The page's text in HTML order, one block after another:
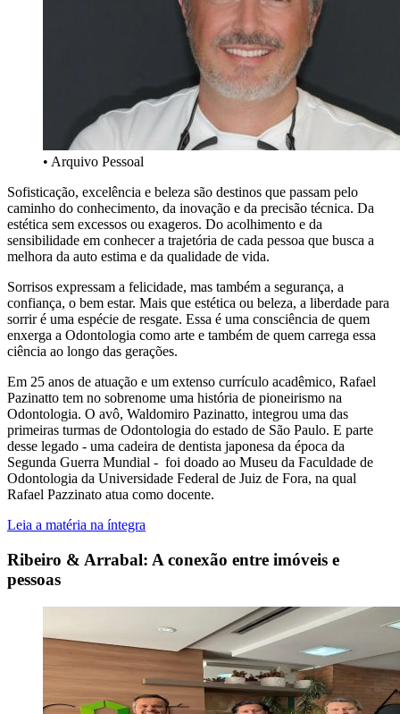
• Arquivo Pessoal
Sofisticação, excelência e beleza são destinos que passam pelo
caminho do conhecimento, da inovação e da precisão técnica. Da
estética sem excessos ou exageros. Do acolhimento e da
sensibilidade em conhecer a trajetória de cada pessoa que busca a
melhora da auto estima e da qualidade de vida.
Sorrisos expressam a felicidade, mas também a segurança, a
confiança, o bem estar. Mais que estética ou beleza, a liberdade para
sorrir é uma espécie de resgate. Essa é uma consciência de quem
enxerga a Odontologia como arte e também de quem carrega essa
ciência ao longo das gerações.
Em 25 anos de atuação e um extenso currículo acadêmico, Rafael
Pazinatto tem no sobrenome uma história de pioneirismo na
Odontologia. O avô, Waldomiro Pazinatto, integrou uma das
primeiras turmas de Odontologia do estado de São Paulo. E parte
desse legado - uma cadeira de dentista japonesa da época da
Segunda Guerra Mundial - foi doado ao Museu da Faculdade de
Odontologia da Universidade Federal de Juiz de Fora, na qual
Rafael Pazzinato atua como docente.
Leia a matéria na íntegra
Ribeiro & Arrabal: A conexão entre imóveis e
pessoas